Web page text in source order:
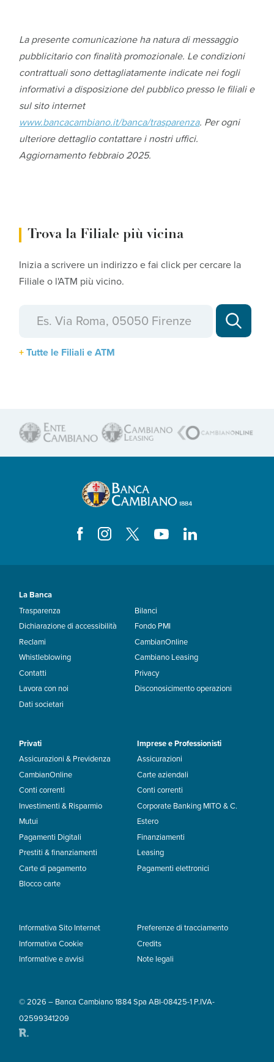
La presente comunicazione ha natura di messaggio
pubblicitario con finalità promozionale. Le condizioni
contrattuali sono dettagliatamente indicate nei fogli
informativi a disposizione del pubblico presso le filiali e
sul sito internet
www.bancacambiano.it/banca/trasparenza. Per ogni
ulteriore dettaglio contattare i nostri uffici.
Aggiornamento febbraio 2025.
Trova la Filiale più vicina
Inizia a scrivere un indirizzo e fai click per cercare la
Filiale o l'ATM più vicino.
Tutte le Filiali e ATM
La Banca
Trasparenza
Dichiarazione di accessibilità
Reclami
Whistleblowing
Contatti
Lavora con noi
Dati societari
Bilanci
Fondo PMI
CambianOnline
Cambiano Leasing
Privacy
Disconosicimento operazioni
Privati
Assicurazioni & Previdenza
CambianOnline
Conti correnti
Investimenti & Risparmio
Mutui
Pagamenti Digitali
Prestiti & finanziamenti
Carte di pagamento
Blocco carte
Imprese e Professionisti
Assicurazioni
Carte aziendali
Conti correnti
Corporate Banking MITO & C.
Estero
Finanziamenti
Leasing
Pagamenti elettronici
Informativa Sito Internet
Informativa Cookie
Informative e avvisi
Preferenze di tracciamento
Credits
Note legali
© 2026 – Banca Cambiano 1884 Spa ABI-08425-1 P.IVA-
02599341209